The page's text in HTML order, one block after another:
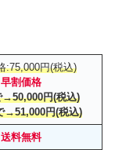
:75,000円(税込)
早割価格
→50,000円(税込)
→51,000円(税込)
送料無料